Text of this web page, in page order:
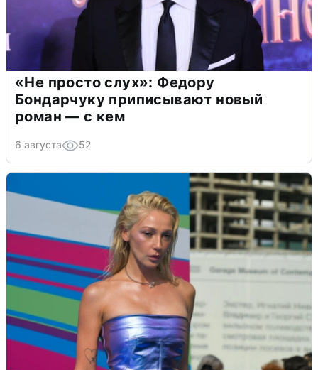
«Не просто слух»: Федору
Бондарчуку приписывают новый
роман — с кем
6 августа 52